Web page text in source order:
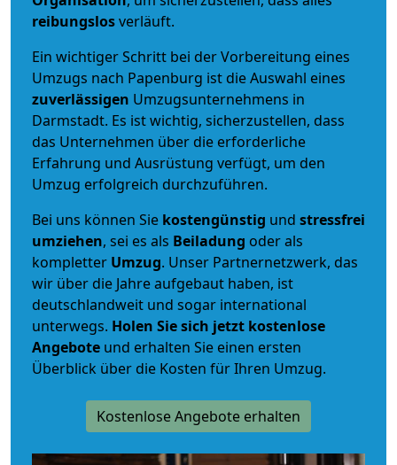
reibungslosverläuft.
Ein wichtiger Schritt bei der Vorbereitung eines
Umzugs nach Papenburg ist die Auswahl eines
zuverlässigen Umzugsunternehmens in
Darmstadt. Es ist wichtig, sicherzustellen, dass
das Unternehmen über die erforderliche
Erfahrung und Ausrüstung verfügt, um den
Umzug erfolgreich durchzuführen.
Bei uns können Sie kostengünstig und stressfrei
umziehen, sei es als Beiladung oder als
kompletter Umzug. Unser Partnernetzwerk, das
wir über die Jahre aufgebaut haben, ist
deutschlandweit und sogar international
unterwegs. Holen Sie sich jetzt kostenlose
Angebote und erhalten Sie einen ersten
Überblick über die Kosten für Ihren Umzug.
Kostenlose Angebote erhalten